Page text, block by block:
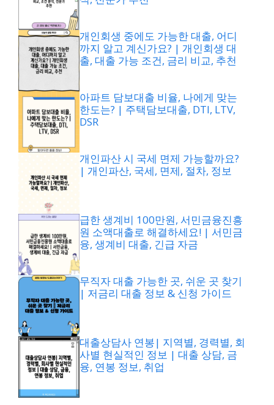
개인회생 중에도 가능한 대출, 어디
까지 알고 계신가요? | 개인회생 대
출, 대출 가능 조건, 금리 비교, 추천
아파트 담보대출 비율, 나에게 맞는
한도는? | 주택담보대출, DTI, LTV,
DSR
개인파산 시 국세 면제 가능할까요?
| 개인파산, 국세, 면제, 절차, 정보
급한 생계비 100만원, 서민금융진흥
원 소액대출로 해결하세요! | 서민금
융, 생계비 대출, 긴급 자금
무직자 대출 가능한 곳, 쉬운 곳 찾기
| 저금리 대출 정보 & 신청 가이드
대출상담사 연봉| 지역별, 경력별, 회
사별 현실적인 정보 | 대출 상담, 금
융, 연봉 정보, 취업